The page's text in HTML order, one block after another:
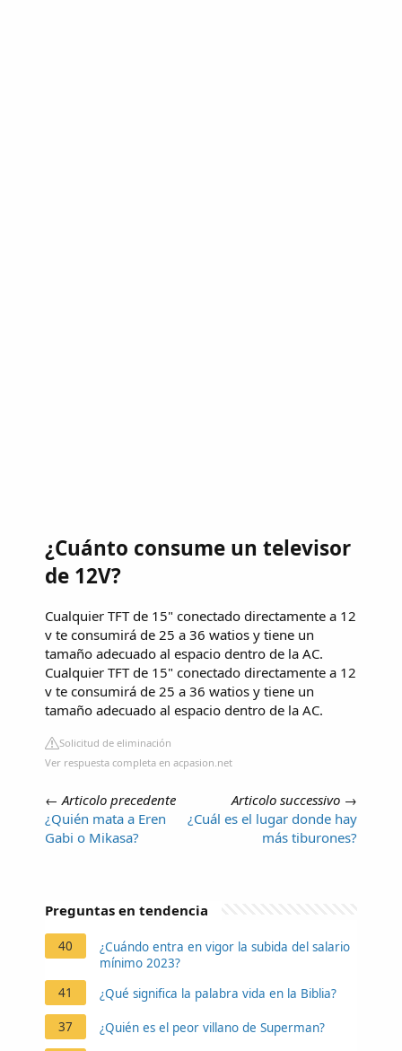
¿Cuánto consume un televisor
de 12V?
Cualquier TFT de 15" conectado directamente a 12
v te consumirá de 25 a 36 watios y tiene un
tamaño adecuado al espacio dentro de la AC.
Cualquier TFT de 15" conectado directamente a 12
v te consumirá de 25 a 36 watios y tiene un
tamaño adecuado al espacio dentro de la AC.
Solicitud de eliminación
Ver respuesta completa en acpasion.net
← Articolo precedente
¿Quién mata a Eren
Gabi o Mikasa?
Articolo successivo →
¿Cuál es el lugar donde hay
más tiburones?
Preguntas en tendencia
40
¿Cuándo entra en vigor la subida del salario
mínimo 2023?
41
¿Qué significa la palabra vida en la Biblia?
37 ¿Quién es el peor villano de Superman?